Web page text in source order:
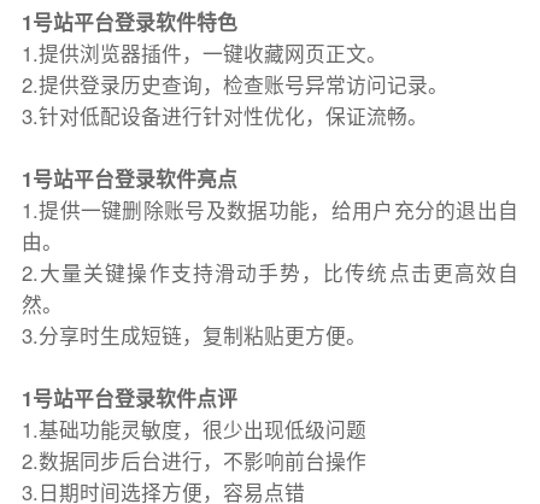
1号站平台登录软件特色
1.提供浏览器插件，一键收藏网页正文。
2.提供登录历史查询，检查账号异常访问记录。
3.针对低配设备进行针对性优化，保证流畅。
1号站平台登录软件亮点
1.提供一键删除账号及数据功能，给用户充分的退出自
由。
2.大量关键操作支持滑动手势，比传统点击更高效自
然。
3.分享时生成短链，复制粘贴更方便。
1号站平台登录软件点评
1.基础功能灵敏度，很少出现低级问题
2.数据同步后台进行，不影响前台操作
3.日期时间选择方便，容易点错